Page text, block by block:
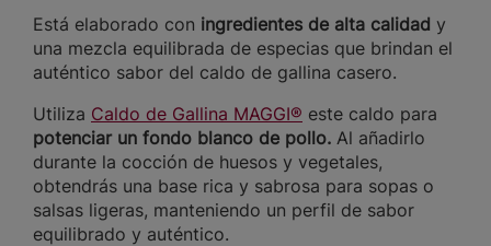
Está elaborado con ingredientes de alta calidad y
una mezcla equilibrada de especias que brindan el
auténtico sabor del caldo de gallina casero.
Utiliza Caldo de Gallina MAGGI® este caldo para
potenciar un fondo blanco de pollo. Al añadirlo
durante la cocción de huesos y vegetales,
obtendrás una base rica y sabrosa para sopas o
salsas ligeras, manteniendo un perfil de sabor
equilibrado y auténtico.